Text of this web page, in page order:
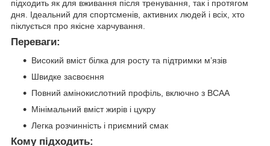
підходить як для вживання після тренування, так і протягом
дня. Ідеальний для спортсменів, активних людей і всіх, хто
піклується про якісне харчування.
Переваги:
Високий вміст білка для росту та підтримки м’язів
Швидке засвоєння
Повний амінокислотний профіль, включно з BCAA
Мінімальний вміст жирів і цукру
Легка розчинність і приємний смак
Кому підходить: